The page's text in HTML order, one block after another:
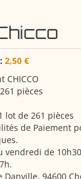
2,50 €
CHICCO
pièces
lot de 261 pièces
de Paiement
vendredi de
Danville, 94600